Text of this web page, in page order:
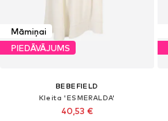
Māmiņai
PIEDĀVĀJUMS
BEBEFIELD
Kleita 'ESMERALDA'
40,53 €